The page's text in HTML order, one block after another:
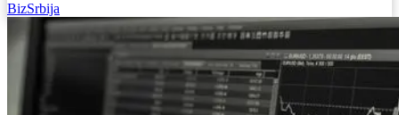
BizSrbija